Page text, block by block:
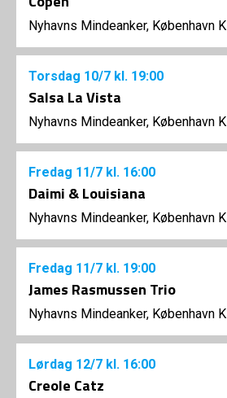
Nyhavns Mindeanker, København K
Torsdag 10/7 kl. 19:00
Salsa La Vista
Nyhavns Mindeanker, København K
Fredag 11/7 kl. 16:00
Daimi & Louisiana
Nyhavns Mindeanker, København K
Fredag 11/7 kl. 19:00
James Rasmussen Trio
Nyhavns Mindeanker, København K
Lørdag 12/7 kl. 16:00
Creole Catz